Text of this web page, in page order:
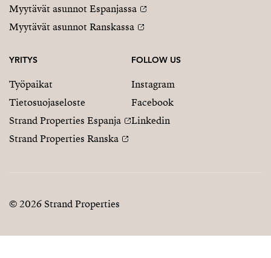
Myytävät asunnot Espanjassa
Myytävät asunnot Ranskassa
YRITYS
Työpaikat
Tietosuojaseloste
Strand Properties Espanja
Strand Properties Ranska
FOLLOW US
Instagram
Facebook
Linkedin
© 2026 Strand Properties